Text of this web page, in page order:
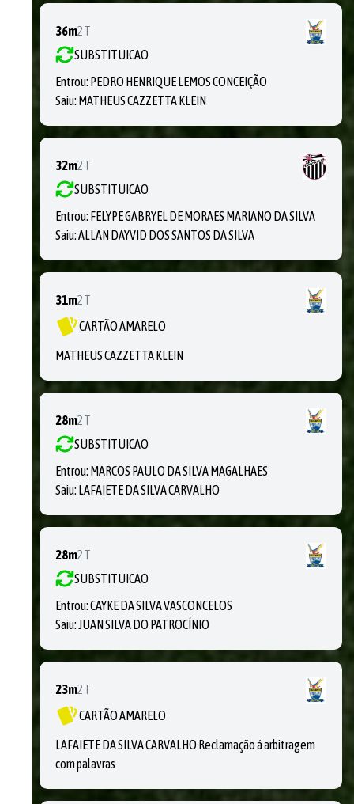
36m2T
SUBSTITUICAO
Entrou: PEDRO HENRIQUE LEMOS CONCEIÇÃO
Saiu: MATHEUS CAZZETTA KLEIN
32m2T
SUBSTITUICAO
Entrou: FELYPE GABRYEL DE MORAES MARIANO DA SILVA
Saiu:ALLAN DAYVID DOS SANTOS DA SILVA
31m2T
CARTÃO AMARELO
MATHEUS CAZZETTA KLEIN
28m2T
SUBSTITUICAO
Entrou: MARCOS PAULO DA SILVA MAGALHAES
Saiu: LAFAIETE DA SILVA CARVALHO
28m2T
SUBSTITUICAO
Entrou:CAYKE DA SILVA VASCONCELOS
Saiu:JUAN SILVA DO PATROCÍNIO
23m2T
CARTÃO AMARELO
LAFAIETE DA SILVA CARVALHO Reclamação á arbitragem
com palavras